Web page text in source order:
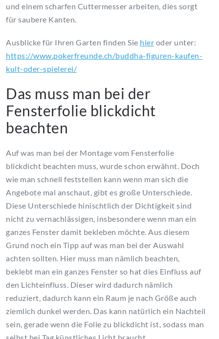
und einem scharfen Cuttermesser arbeiten, dies sorgt
für saubere Kanten.
Ausblicke für Ihren Garten finden Sie hier oder unter:
https://www.pokerfreunde.ch/buddha-figuren-kaufen-
kult-oder-spielerei/
Das muss man bei der
Fensterfolie blickdicht
beachten
Auf was man bei der Montage vom Fensterfolie
blickdicht beachten muss, wurde schon erwähnt. Doch
wie man schnell feststellen kann wenn man sich die
Angebote mal anschaut, gibt es große Unterschiede.
Diese Unterschiede hinischtlich der Dichtigkeit sind
nicht zu vernachlässigen, insbesondere wenn man ein
ganzes Fenster damit bekleben möchte. Aus diesem
Grund noch ein Tipp auf was man bei der Auswahl
achten sollten. Hier muss man nämlich beachten,
beklebt man ein ganzes Fenster so hat dies Einfluss auf
den Lichteinfluss. Dieser wird dadurch nämlich
reduziert, dadurch kann ein Raum je nach Größe auch
ziemlich dunkel werden. Das kann natürlich ein Nachteil
sein, gerade wenn die Folie zu blickdicht ist, sodass man
selbst bei Tag künstliches Licht braucht.